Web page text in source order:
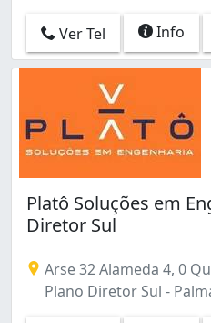
Ver Tel Info
Platô Soluções em
Diretor Sul
Arse 32 Alameda 4, 0
Plano Diretor Sul -